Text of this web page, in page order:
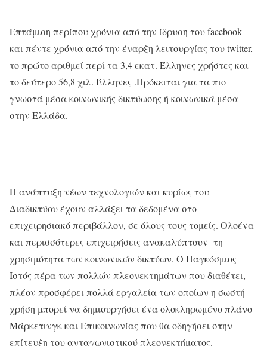
Επτάμιση περίπου χρόνια από την ίδρυση του facebook
και πέντε χρόνια από την έναρξη λειτουργίας του twitter,
το πρώτο αριθμεί περί τα 3,4 εκατ. Έλληνες χρήστες και
το δεύτερο 56,8 χιλ. Έλληνες .Πρόκειται για τα πιο
γνωστά μέσα κοινωνικής δικτύωσης ή κοινωνικά μέσα
στην Ελλάδα.
Η ανάπτυξη νέων τεχνολογιών και κυρίως του
Διαδικτύου έχουν αλλάξει τα δεδομένα στο
επιχειρησιακό περιβάλλον, σε όλους τους τομείς. Ολοένα
και περισσότερες επιχειρήσεις ανακαλύπτουν τη
χρησιμότητα των κοινωνικών δικτύων. Ο Παγκόσμιος
Ιστός πέρα των πολλών πλεονεκτημάτων που διαθέτει,
πλέον προσφέρει πολλά εργαλεία των οποίων η σωστή
χρήση μπορεί να δημιουργήσει ένα ολοκληρωμένο πλάνο
Μάρκετινγκ και Επικοινωνίας που θα οδηγήσει στην
επίτευξη του ανταγωνιστικού πλεονεκτήματος.